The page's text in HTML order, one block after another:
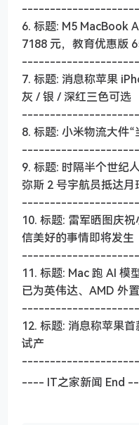
6. 标题: M5 MacBook
7188 元，教育优惠版
7. 标题: 消息称苹果
灰 / 银 / 深红三色可选
8. 标题: 小米物流大件
9. 标题: 时隔半个世纪
弥斯 2 号宇航员抵达月
10. 标题: 雷军晒图庆
信美好的事情即将发生
11. 标题: Mac 跑 AI
已为英伟达、AMD 外
12. 标题: 消息称苹果
试产
---- IT之家新闻 End